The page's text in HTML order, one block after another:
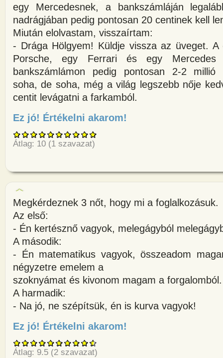
egy Mercedesnek, a bankszámláján
nadrágjában pedig pontosan 20 centinek kell
Miután elolvastam, visszaírtam:
- Drága Hölgyem! Küldje vissza az üveget. A
Porsche, egy Ferrari és egy
bankszámlámon pedig pontosan 2-2 millió
soha, de soha, még a világ legszebb nője
centit levágatni a farkamból.
Ez jó! Értékelni akarom!
Átlag: 10 (1 szavazat)
Megkérdeznek 3 nőt, hogy mi a foglalkozásuk.
Az első:
- Én kertésznő vagyok, melegágyból
A második:
- Én matematikus vagyok, összeadom
négyzetre emelem a
szoknyámat és kivonom magam a forgalomból.
A harmadik:
- Na jó, ne szépítsük, én is kurva vagyok!
Ez jó! Értékelni akarom!
Átlag: 9.5 (2 szavazat)